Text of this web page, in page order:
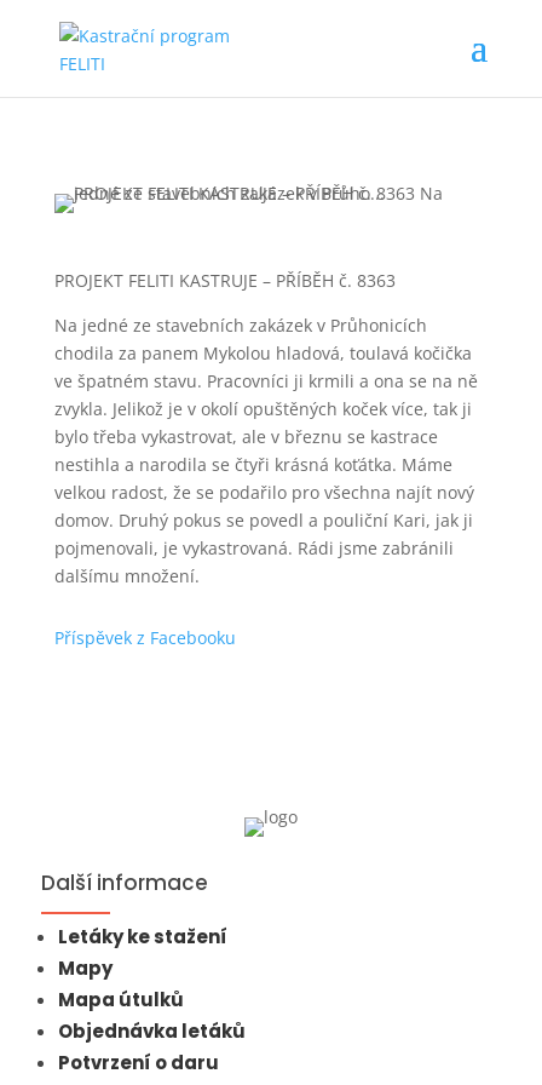
PROJEKT FELITI KASTRUJE – PŘÍBĚH č. 8363
Na jedné ze stavebních zakázek v Průhonicích
chodila za panem Mykolou hladová, toulavá kočička
ve špatném stavu. Pracovníci ji krmili a ona se na ně
zvykla. Jelikož je vokolí opuštěných koček více, tak ji
bylo třeba vykastrovat, ale v březnu se kastrace
nestihla a narodila se čtyři krásná koťátka. Máme
velkou radost, že se podařilo pro všechna najít nový
domov. Druhý pokus se povedl a pouliční Kari, jak ji
pojmenovali, je vykastrovaná. Rádi jsme zabránili
dalšímu množení.
Příspěvek z Facebooku
Další informace
Letáky ke stažení
Mapy
Mapa útulků
Objednávka letáků
Potvrzení o daru